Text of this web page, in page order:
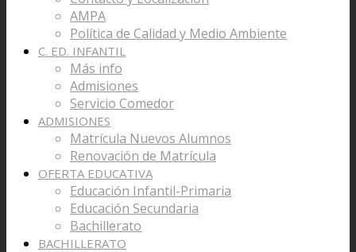
AMPA
Política de Calidad y Medio Ambiente
C. ED. INFANTIL
Más info
Admisiones
Servicio Comedor
ADMISIONES
Matrícula Nuevos Alumnos
Renovación de Matrícula
OFERTA EDUCATIVA
Educación Infantil-Primaria
Educación Secundaria
Bachillerato
BACHILLERATO